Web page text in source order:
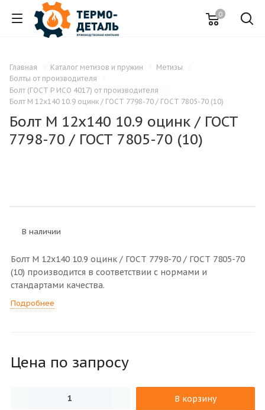
0
Главная Каталог метизов и пружин
Метизы
Болты от производителя
Болт (ГОСТ Р ИСО 4017) от производителя
Болт M 12x140 10.9 оцинк / ГОСТ 7798-70 / ГОСТ 7805-70 (10)
Болт M 12x140 10.9 оцинк / ГОСТ
7798-70 / ГОСТ 7805-70 (10)
В наличии
Болт M 12x140 10.9 оцинк / ГОСТ 7798-70 / ГОСТ 7805-70
(10) производится в соответствии с нормами и
стандартами качества.
Подробнее
Цена по запросу
В корзину